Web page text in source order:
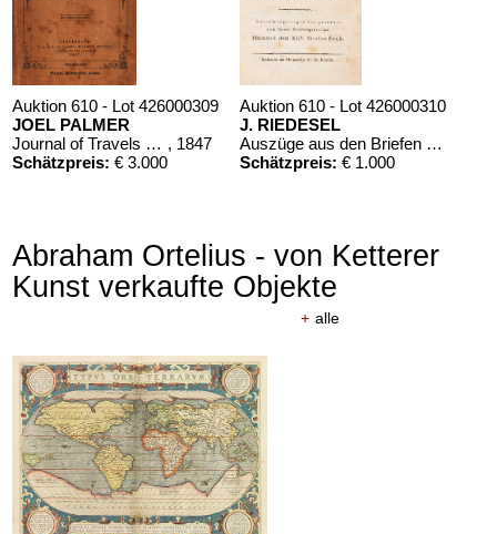
Auktion 610 - Lot 426000309
JOEL PALMER
Journal of Travels over the Rocky Mountains , 1847
Schätzpreis: € 3.000
Auktion 610 - Lot 426000310
J. RIEDESEL
Auszüge aus den Briefen von Riedesel ... Reise nach America
Schätzpreis: € 1.000
Auktion 610 - Lot 426000323
CHARLES PERRAULT
Schätzpreis:€ 1.000
Abraham Ortelius - von Ketterer
Kunst verkaufte Objekte
+ alle